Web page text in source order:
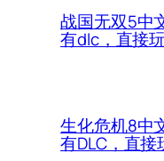
战国无双5中
有dlc，直接
生化危机8中
有DLC，直接